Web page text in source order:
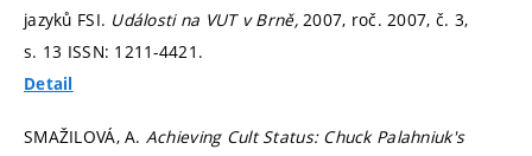
jazyků FSI. Události na VUT v Brně, 2007, roč. 2007, č. 3,
s. 13 ISSN: 1211-4421.
Detail
SMAŽILOVÁ, A. Achieving Cult Status: Chuck Palahniuk's